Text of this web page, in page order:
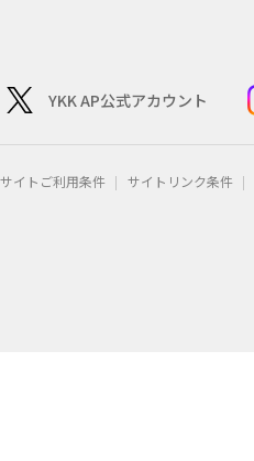
YKK AP公式アカウント
サイトご利用条件 サイトリンク条件